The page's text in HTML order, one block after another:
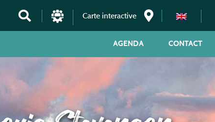
Carte interactive
CONTACT
AGENDA